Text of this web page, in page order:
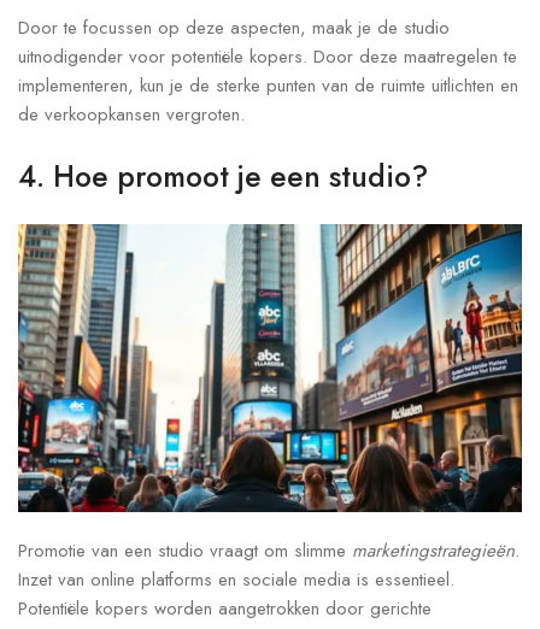
Door te focussen op deze aspecten, maak je de studio
uitnodigender voor potentiële kopers. Door deze maatregelen te
implementeren, kun je de sterke punten van de ruimte uitlichten en
de verkoopkansen vergroten.
4. Hoe promoot je een studio?
Promotie van een studio vraagt om slimme marketingstrategieën.
Inzet van online platforms en sociale media is essentieel.
Potentiële kopers worden aangetrokken door gerichte